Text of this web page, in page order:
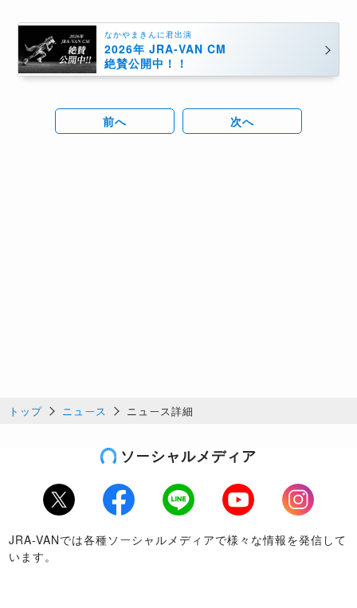
なかやまきんに君出演
2026年 JRA-VAN CM
絶賛公開中！！
前へ 次へ
トップ ニュース ニュース詳細
ソーシャルメディア
Twitter Facebook LINE Youtube
Instagram
JRA-VANでは各種ソーシャルメディアで様々な情報を発信して
います。